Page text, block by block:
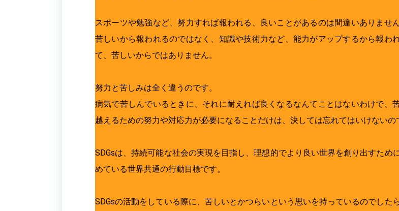
スポーツや勉強など、努力すれば報われる、良いことがあるのは間違いありませ
苦しいから報われるのではなく、知識や技術力など、能力がアップするから報わ
て、苦しいからではありません。
努力と苦しみは全く違うのです。
病気で苦しんでいるときに、それに耐えれば良くなるなんてことはないわけで、
越えるための努力や対応力が必要になることだけは、決しては忘れてはいけないの
SDGsは、持続可能な社会の実現を目指し、理想的でより良い世界を創り出すため
めている世界共通の行動目標です。
SDGsの活動をしている際に、苦しいとかつらいという思いを持っているのでした